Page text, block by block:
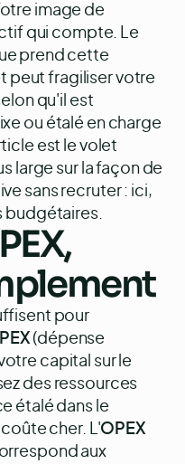
image de
qui compte. Le
prend cette
peut fragiliser votre
qu'il est
ou étalé en charge
est le volet
large sur la façon de
sans recruter: ici,
budgétaires.
pour
(dépense
capital sur le
des ressources
étalé dans le
cher. L'OPEX
aux